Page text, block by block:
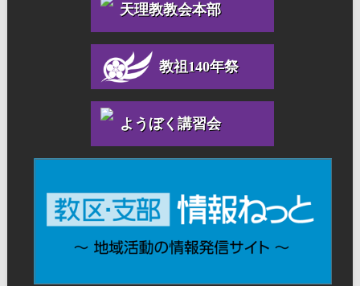
天理教教会本部
教祖140年祭
ようぼく講習会